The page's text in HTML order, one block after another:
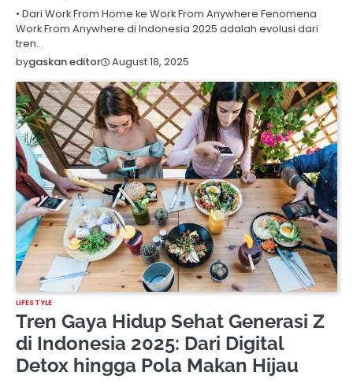
• Dari Work From Home ke Work From Anywhere Fenomena
Work From Anywhere di Indonesia 2025 adalah evolusi dari
tren…
bygaskan editor August 18, 2025
LIFESTYLE
Tren Gaya Hidup Sehat Generasi Z
di Indonesia 2025: Dari Digital
Detox hingga Pola Makan Hijau